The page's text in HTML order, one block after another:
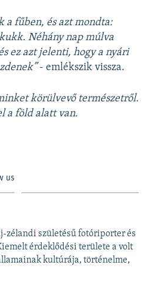
a fűben, és azt mondta:
Néhány nap múlva
ez azt jelenti, hogy a nyári
- emlékszik vissza.
körülvevő természetről.
a föld alatt van.
us
zélandi születésű fotóriporter és
érdeklődési területe a volt
kultúrája, történelme,